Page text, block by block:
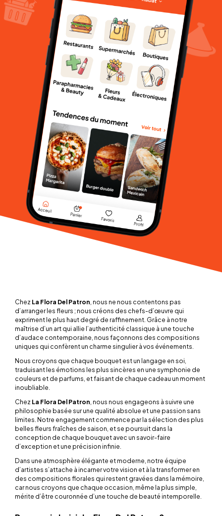
Chez La Flora Del Patron , nous ne nous contentons pas
d’arranger les fleurs ; nous créons des chefs-d’œuvre qui
expriment le plus haut degré de raffinement. Grâce à notre
maîtrise d’un art qui allie l’authenticité classique à une touche
d’audace contemporaine, nous façonnons des compositions
uniques qui confèrent un charme singulier à vos événements.
Nous croyons que chaque bouquet est un langage en soi,
traduisant les émotions les plus sincères en une symphonie de
couleurs et de parfums, et faisant de chaque cadeau un moment
inoubliable.
Chez La Flora Del Patron , nous nous engageons à suivre une
philosophie basée sur une qualité absolue et une passion sans
limites. Notre engagement commence par la sélection des plus
belles fleurs fraîches de saison, et se poursuit dans la
conception de chaque bouquet avec un savoir-faire
d’exception et une précision infinie.
Dans une atmosphère élégante et moderne, notre équipe
d’artistes s’attache à incarner votre vision et à la transformer en
des compositions florales qui restent gravées dans la mémoire,
car nous croyons que chaque occasion, même la plus simple,
mérite d’être couronnée d’une touche de beauté intemporelle.